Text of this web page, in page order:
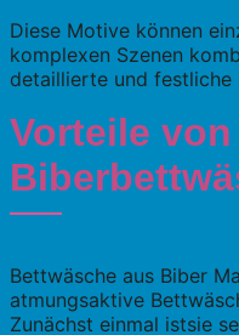
Diese Motive können
komplexen Szenen
detaillierte und festliche
Vorteile von
Bettwäsche aus Biber
atmungsaktive
Zunächst einmal istsie